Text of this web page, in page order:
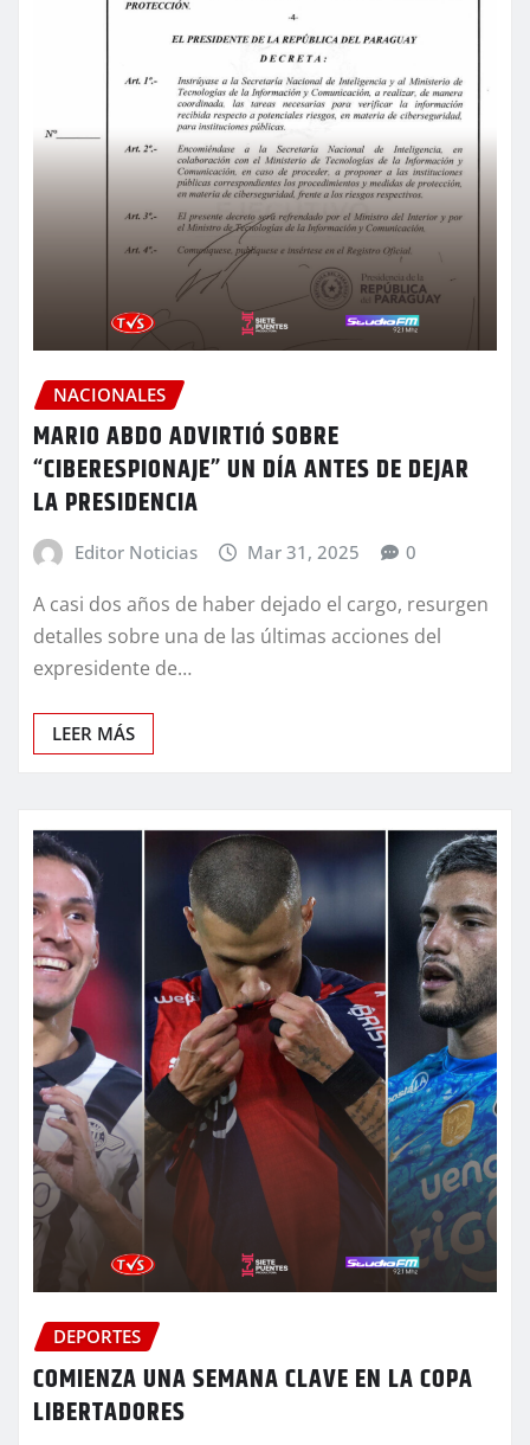
NACIONALES
MARIO ABDO ADVIRTIÓ SOBRE
“CIBERESPIONAJE” UN DÍA ANTES DE DEJAR
LA PRESIDENCIA
Editor Noticias Mar 31, 2025 0
A casi dos años de haber dejado el cargo, resurgen
detalles sobre una de las últimas acciones del
expresidente de…
LEER MÁS
DEPORTES
COMIENZA UNA SEMANA CLAVE EN LA COPA
LIBERTADORES